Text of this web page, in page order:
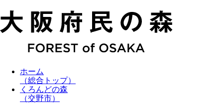
ホーム
（総合トップ）
くろんどの森
（交野市）